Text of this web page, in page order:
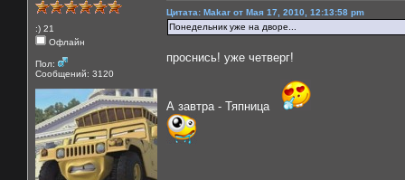
:) 21
Офлайн
Пол:
Сообщений: 3120
Цитата: Makar от Мая 17, 2010, 12:13:58 pm
Понедельник уже на дворе...
проснись! уже четверг!
А завтра - Тяпница